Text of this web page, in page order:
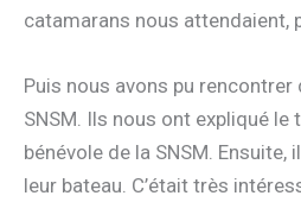
catamarans nous attendaient,
Puis nous avons pu rencontrer
SNSM. Ils nous ont expliqué le
bénévole de la SNSM.
leur bateau. C’était très